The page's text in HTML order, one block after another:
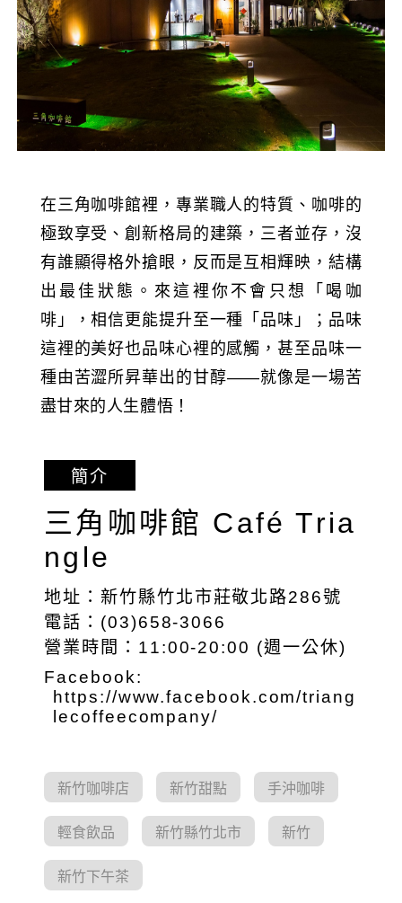
在三角咖啡館裡，專業職人的特質、咖啡的
極致享受、創新格局的建築，三者並存，沒
有誰顯得格外搶眼，反而是互相輝映，結構
出最佳狀態。來這裡你不會只想「喝咖
啡」，相信更能提升至一種「品味」；品味
這裡的美好也品味心裡的感觸，甚至品味一
種由苦澀所昇華出的甘醇——就像是一場苦
盡甘來的人生體悟！
簡介
三角咖啡館 Café Tria
ngle
地址：新竹縣竹北市莊敬北路286號
電話：(03)658-3066
營業時間：11:00-20:00 (週一公休)
Facebook:
https://www.facebook.com/triang
lecoffeecompany/
新竹咖啡店 新竹甜點 手沖咖啡
輕食飲品 新竹縣竹北市 新竹
新竹下午茶